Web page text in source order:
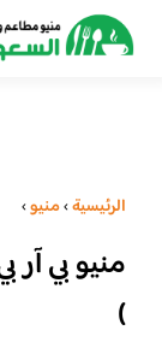
الرئيسية›منيو›
منيو بي آر
)